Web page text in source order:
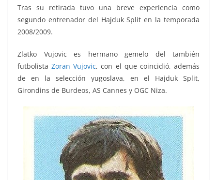
Tras su retirada tuvo una breve experiencia como
segundo entrenador del Hajduk Split en la temporada
2008/2009.
Zlatko Vujovic es hermano gemelo del también
futbolistaZoran Vujovic, con el que coincidió, además
de en la selección yugoslava, en el Hajduk Split,
Girondins de Burdeos, AS Cannes y OGC Niza.